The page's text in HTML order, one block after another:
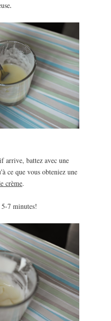
.
arrive, battez avec une
ce que vous obteniez une
crème.
7 minutes!